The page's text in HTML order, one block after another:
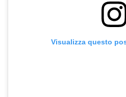
Visualizza questo